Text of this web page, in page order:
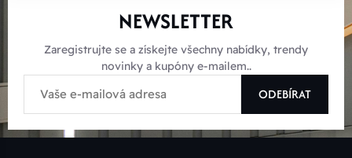
NEWSLETTER
Zaregistrujte se a získejte všechny nabídky, trendy
novinky a kupóny e-mailem..
ODEBÍRAT